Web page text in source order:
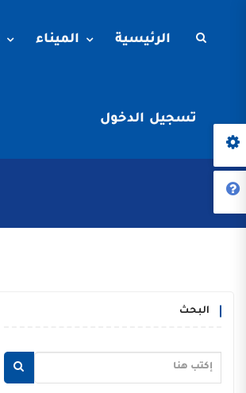
الرئيسية الميناء
تسجيل الدخول
البحث